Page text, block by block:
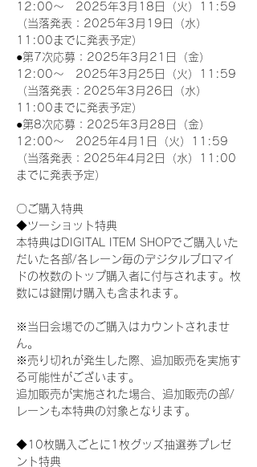
12:00～　2025年3月18日（火）11:59
（当落発表：2025年3月19日（水）
11:00までに発表予定）
●第7次応募：2025年3月21日（金）
12:00～　2025年3月25日（火）11:59
（当落発表：2025年3月26日（水）
11:00までに発表予定）
●第8次応募：2025年3月28日（金）
12:00～　2025年4月1日（火）11:59
（当落発表：2025年4月2日（水）11:00
までに発表予定）
〇ご購入特典
◆ツーショット特典
本特典はDIGITAL ITEM SHOPでご購入いた
だいた各部/各レーン毎のデジタルブロマイ
ドの枚数のトップ購入者に付与されます。枚
数には鍵開け購入も含まれます。
※当日会場でのご購入はカウントされませ
ん。
※売り切れが発生した際、追加販売を実施す
る可能性がございます。
追加販売が実施された場合、追加販売の部/
レーンも本特典の対象となります。
◆10枚購入ごとに1枚グッズ抽選券プレゼ
ント特典